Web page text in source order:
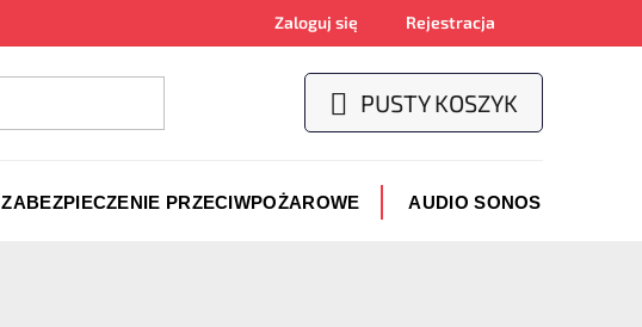
Zaloguj się Rejestracja
KOSZYK
PUSTY KOSZYK
ZABEZPIECZENIE PRZECIWPOŻAROWE AUDIO SONOS